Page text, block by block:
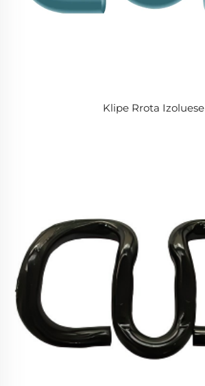
Klipe Rrota Izoluese